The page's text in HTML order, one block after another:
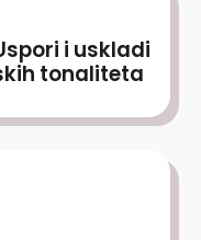
Uspori i uskladi
tonaliteta